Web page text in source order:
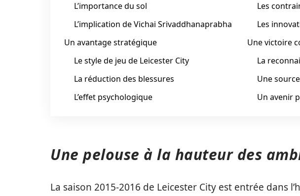
L’importance du sol
L’implication de Vichai Srivaddhanaprabha
Un avantage stratégique
Le style de jeu de Leicester City
La réduction des blessures
L’effet psychologique
Les
Les
Une victoire
La
Une
Un avenir
Une pelouse à la hauteur des
La saison 2015-2016 de Leicester City est entrée dans